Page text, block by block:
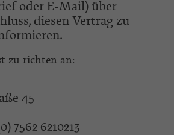
oder E-Mail) über
diesen Vertrag zu
zu richten an:
45
7562 6210213